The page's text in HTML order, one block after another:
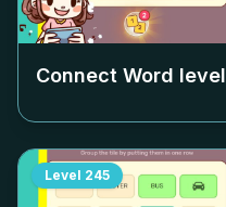
Connect Word level
Level 245